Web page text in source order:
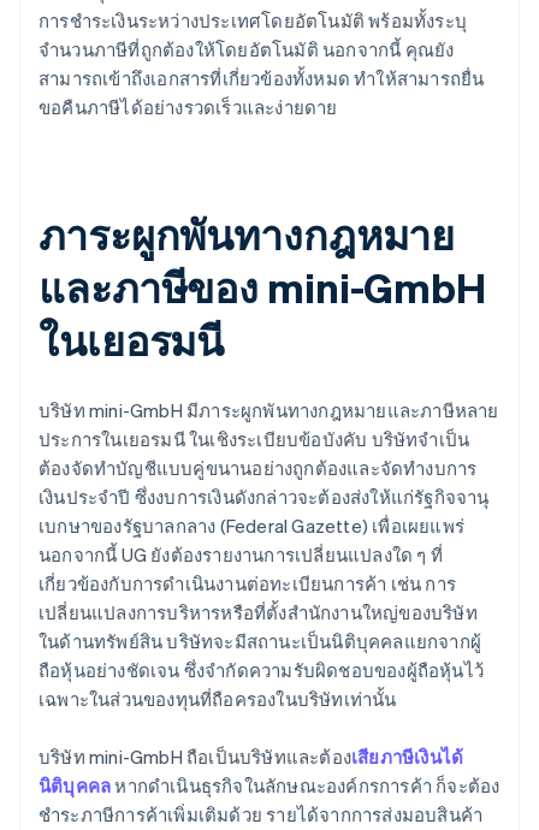
การชำระเงินระหว่างประเทศโดยอัตโนมัติ พร้อมทั้งระบุ
จำนวนภาษีที่ถูกต้องให้โดยอัตโนมัติ นอกจากนี้ คุณยัง
สามารถเข้าถึงเอกสารที่เกี่ยวข้องทั้งหมด ทำให้สามารถยื่น
ขอคืนภาษีได้อย่างรวดเร็วและง่ายดาย
ภาระผูกพันทางกฎหมาย
และภาษีของ mini-GmbH
ในเยอรมนี
บริษัท mini-GmbH มีภาระผูกพันทางกฎหมายและภาษีหลาย
ประการในเยอรมนี ในเชิงระเบียบข้อบังคับ บริษัทจำเป็น
ต้องจัดทำบัญชีแบบคู่ขนานอย่างถูกต้องและจัดทำงบการ
เงินประจำปี ซึ่งงบการเงินดังกล่าวจะต้องส่งให้แก่รัฐกิจจานุ
เบกษาของรัฐบาลกลาง (Federal Gazette) เพื่อเผยแพร่
นอกจากนี้ UG ยังต้องรายงานการเปลี่ยนแปลงใด ๆ ที่
เกี่ยวข้องกับการดำเนินงานต่อทะเบียนการค้า เช่น การ
เปลี่ยนแปลงการบริหารหรือที่ตั้งสำนักงานใหญ่ของบริษัท
ในด้านทรัพย์สิน บริษัทจะมีสถานะเป็นนิติบุคคลแยกจากผู้
ถือหุ้นอย่างชัดเจน ซึ่งจำกัดความรับผิดชอบของผู้ถือหุ้นไว้
เฉพาะในส่วนของทุนที่ถือครองในบริษัทเท่านั้น
บริษัท mini-GmbH ถือเป็นบริษัทและต้องเสียภาษีเงินได้
นิติบุคคลหากดำเนินธุรกิจในลักษณะองค์กรการค้า ก็จะต้อง
ชำระภาษีการค้าเพิ่มเติมด้วย รายได้จากการส่งมอบสินค้า